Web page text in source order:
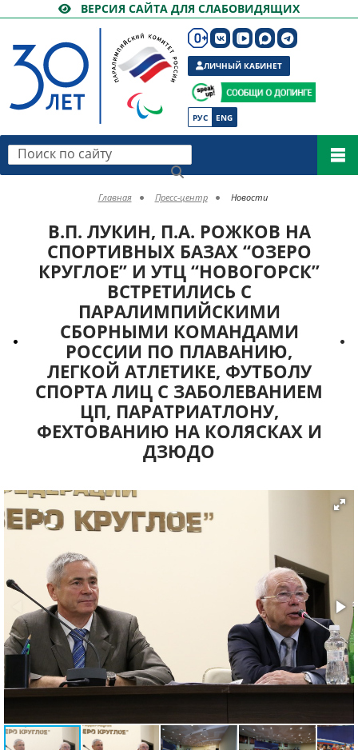
ВЕРСИЯ САЙТА ДЛЯ СЛАБОВИДЯЩИХ
РУС ENG
ЛИЧНЫЙ КАБИНЕТ
Поиск по сайту
Главная Пресс-центр Новости
В.П. ЛУКИН, П.А. РОЖКОВ НА
СПОРТИВНЫХ БАЗАХ “ОЗЕРО
КРУГЛОЕ” И УТЦ “НОВОГОРСК”
ВСТРЕТИЛИСЬ С
ПАРАЛИМПИЙСКИМИ
СБОРНЫМИ КОМАНДАМИ
РОССИИ ПО ПЛАВАНИЮ,
ЛЕГКОЙ АТЛЕТИКЕ, ФУТБОЛУ
СПОРТА ЛИЦ С ЗАБОЛЕВАНИЕМ
ЦП, ПАРАТРИАТЛОНУ,
ФЕХТОВАНИЮ НА КОЛЯСКАХ И
ДЗЮДО